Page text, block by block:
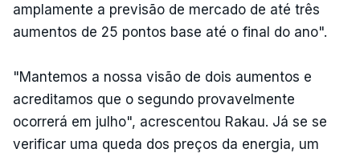
amplamente a previsão de mercado de até três
aumentos de 25 pontos base até o final do ano".
"Mantemos a nossa visão de dois aumentos e
acreditamos que o segundo provavelmente
ocorrerá em julho", acrescentou Rakau. Já se se
verificar uma queda dos preços da energia, um